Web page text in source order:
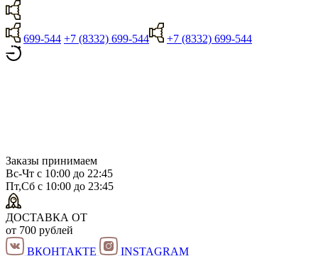
699-544 +7 (8332) 699-544 +7 (8332) 699-544
Заказы принимаем
Вс-Чт с 10:00 до 22:45
Пт,Сб с 10:00 до 23:45
ДОСТАВКА ОТ
от 700 рублей
ВКОНТАКТЕ
INSTAGRAM